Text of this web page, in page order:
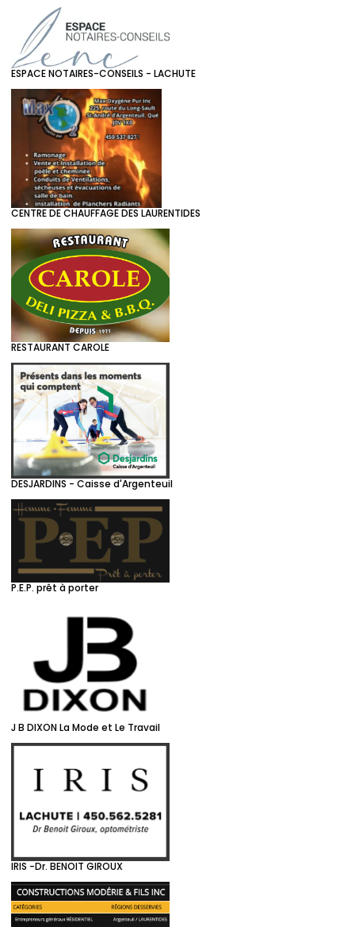
ESPACE NOTAIRES-CONSEILS - LACHUTE
CENTRE DE CHAUFFAGE DES LAURENTIDES
RESTAURANT CAROLE
DESJARDINS - Caisse d'Argenteuil
P.E.P. prêt à porter
J B DIXON La Mode et Le Travail
IRIS -Dr. BENOIT GIROUX